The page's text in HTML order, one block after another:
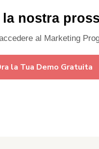
la nostra
al Marketing
la Tua Demo Gratuita